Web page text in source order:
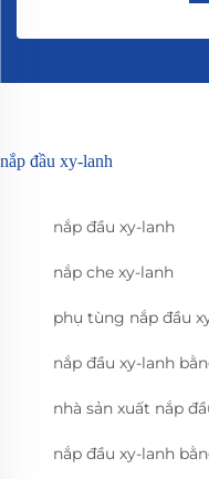
nắp đầu xy-lanh
nắp đầu xy-lanh
nắp che xy-lanh
phụ tùng nắp đầu
nắp đầu xy-lanh
nhà sản xuất nắp
nắp đầu xy-lanh